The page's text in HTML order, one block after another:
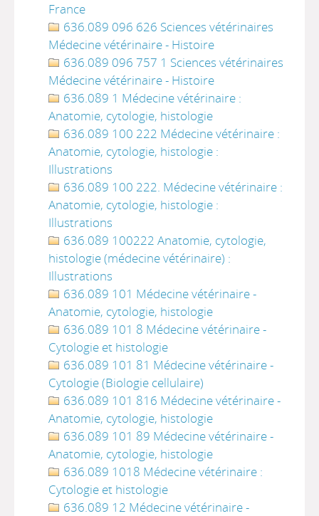
France
636.089 096 626 Sciences vétérinaires
Médecine vétérinaire - Histoire
636.089 096 757 1 Sciences vétérinaires
Médecine vétérinaire - Histoire
636.089 1 Médecine vétérinaire :
Anatomie, cytologie, histologie
636.089 100 222 Médecine vétérinaire :
Anatomie, cytologie, histologie :
Illustrations
636.089 100 222. Médecine vétérinaire :
Anatomie, cytologie, histologie :
Illustrations
636.089 100222 Anatomie, cytologie,
histologie (médecine vétérinaire) :
Illustrations
636.089 101 Médecine vétérinaire -
Anatomie, cytologie, histologie
636.089 101 8 Médecine vétérinaire -
Cytologie et histologie
636.089 101 81 Médecine vétérinaire -
Cytologie (Biologie cellulaire)
636.089 101 816 Médecine vétérinaire -
Anatomie, cytologie, histologie
636.089 101 89 Médecine vétérinaire -
Anatomie, cytologie, histologie
636.089 1018 Médecine vétérinaire :
Cytologie et histologie
636.089 12 Médecine vétérinaire -